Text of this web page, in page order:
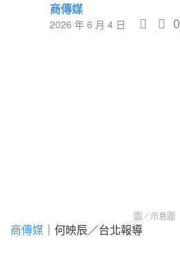
商傳媒
2026 年 6 月 4 日 0
圖／示意圖
商傳媒 ｜何映辰／台北報導